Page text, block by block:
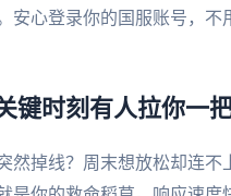
安心登录你的国服账号，不
键时刻有人拉你一
然掉线？周末想放松却连不